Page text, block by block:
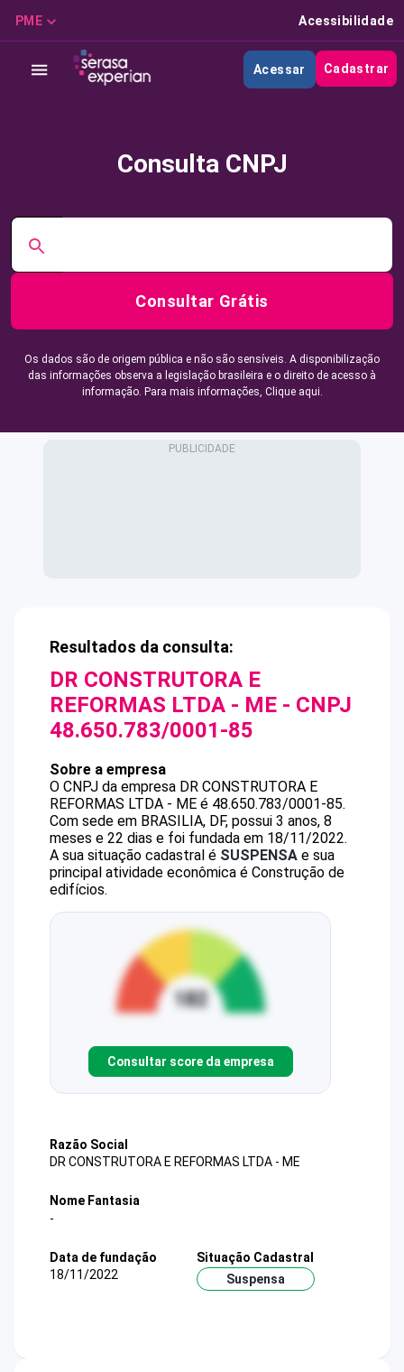
PME Acessibilidade
Acessar Cadastrar
Consulta CNPJ
Consultar Grátis
Os dados são de origem pública e não são sensíveis. A disponibilização
das informações observa a legislação brasileira e o direito de acesso à
informação. Para mais informações, Clique aqui.
Resultados da consulta:
DR CONSTRUTORA E
REFORMAS LTDA - ME - CNPJ
48.650.783/0001-85
Sobre a empresa
O CNPJ da empresa DR CONSTRUTORA E
REFORMAS LTDA - ME é 48.650.783/0001-85.
Com sede em BRASILIA, DF, possui 3 anos, 8
meses e 22 dias e foi fundada em 18/11/2022.
A sua situação cadastral é SUSPENSA e sua
principal atividade econômica é Construção de
edifícios.
Consultar score da empresa
Razão Social
DR CONSTRUTORA E REFORMAS LTDA - ME
Nome Fantasia
-
Data de fundação
18/11/2022
Situação Cadastral
Suspensa